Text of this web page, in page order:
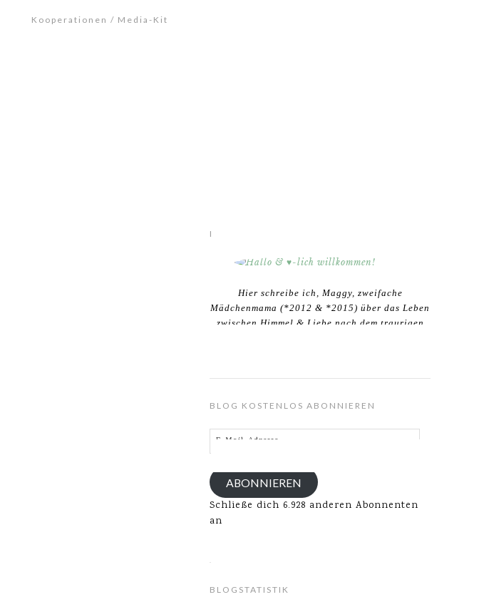
Kooperationen / Media-Kit
HALLO & ♥-LICH WILLKOMMEN!
Hier schreibe ich, Maggy, zweifache
Mädchenmama (*2012 & *2015) über das Leben
zwischen Himmel & Liebe nach dem traurigen
BLOG KOSTENLOS ABONNIEREN
E-
Mail-
ABONNIEREN
Schließe dich 6.928 anderen Abonnenten
an
BLOGSTATISTIK